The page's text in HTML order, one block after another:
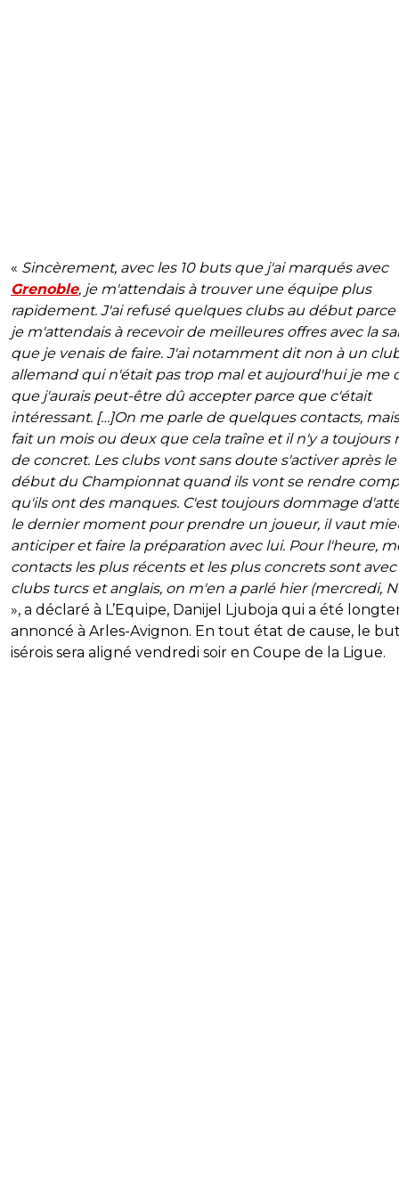
« Sincèrement, avec les 10 buts que j'ai marqués avec
Grenoble, je m'attendais à trouver une équipe plus
rapidement. J'ai refusé quelques clubs au début
je m'attendais à recevoir de meilleures offres avec la
que je venais de faire. J'ai notamment dit non à un
allemand qui n'était pas trop mal et aujourd'hui je me
que j'aurais peut-être dû accepter parce que c'était
intéressant. […]On me parle de quelques contacts,
fait un mois ou deux que cela traîne et il n'y a toujours
de concret. Les clubs vont sans doute s'activer après le
début du Championnat quand ils vont se rendre
qu'ils ont des manques. C'est toujours dommage
le dernier moment pour prendre un joueur, il vaut
anticiper et faire la préparation avec lui. Pour l'heure,
contacts les plus récents et les plus concrets sont
clubs turcs et anglais, on m'en a parlé hier (mercredi,
», a déclaré à L’Equipe, Danijel Ljuboja qui a été
annoncé à Arles-Avignon. En tout état de cause, le
isérois sera aligné vendredi soir en Coupe de la Ligue.